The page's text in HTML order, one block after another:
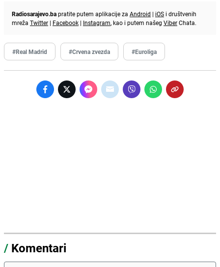
Radiosarajevo.bapratite putem aplikacije za Android | iOS i društvenih
mreža Twitter | Facebook | Instagram, kao i putem našeg ViberChata.
#Real Madrid #Crvena zvezda #Euroliga
/ Komentari